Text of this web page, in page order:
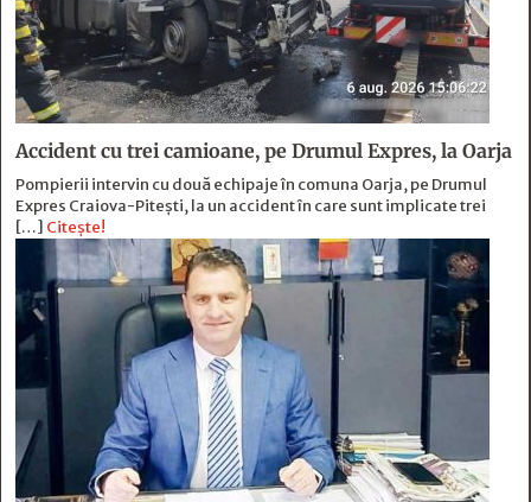
Accident cu trei camioane, pe Drumul Expres, la Oarja
Pompierii intervin cu două echipaje în comuna Oarja, pe Drumul
Expres Craiova-Pitești, la un accident în care sunt implicate trei
[…] Citește!